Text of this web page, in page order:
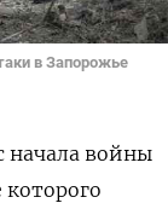
в Запорожье
начала войны
которого